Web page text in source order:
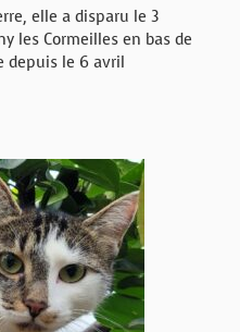
elle a disparu le 3
les Cormeilles en bas de
depuis le 6 avril